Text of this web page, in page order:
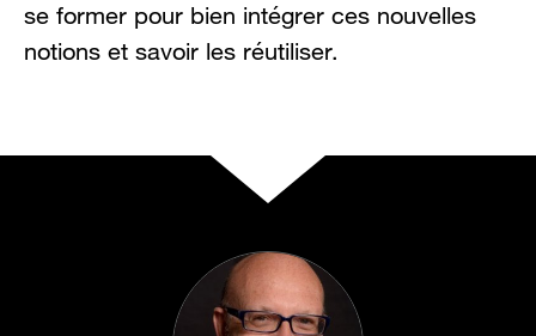
se former pour bien intégrer ces nouvelles
notions et savoir les réutiliser.